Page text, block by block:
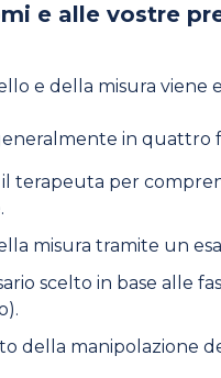
e alle vostre
e della misura
in quattro
terapeuta per
misura tramite un
scelto in base alle
della manipolazione